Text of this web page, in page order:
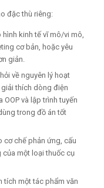
đặc thù riêng:
kinh tế vĩ mô/vi mô,
cơ bản, hoặc yêu
giản.
về nguyên lý hoạt
giải thích dòng điện
và lập trình tuyến
trong đồ án tốt
cơ chế phản ứng, cấu
một loại thuốc cụ
tích một tác phẩm văn